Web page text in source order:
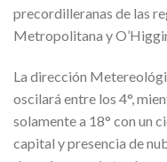
precordilleranas de las
Metropolitana y
La dirección
oscilará entre los 4°,
solamente a 18° con un
capital y presencia de